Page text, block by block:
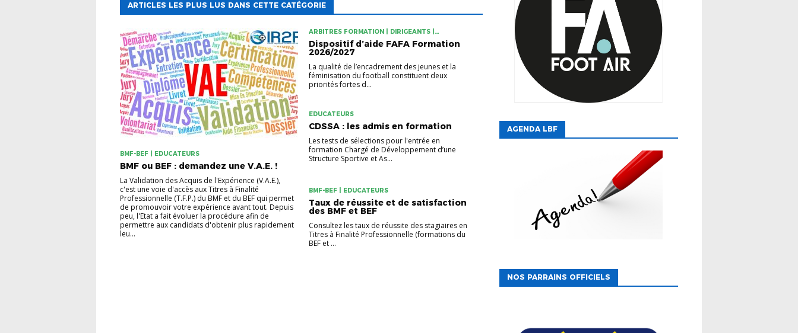
ARTICLES LES PLUS LUS DANS CETTE CATÉGORIE
BMF-BEF | EDUCATEURS
BMF ou BEF : demandez une V.A.E. !
La Validation des Acquis de l'Expérience (V.A.E.),
c'est une voie d'accès aux Titres à Finalité
Professionnelle (T.F.P.) du BMF et du BEF qui permet
de promouvoir votre expérience avant tout. Depuis
peu, l'Etat a fait évoluer la procédure afin de
permettre aux candidats d'obtenir plus rapidement
leu...
ARBITRES FORMATION | DIRIGEANTS |
EDUCATEURS
Dispositif d’aide FAFA Formation
2026/2027
La qualité de l’encadrement des jeunes et la
féminisation du football constituent deux
priorités fortes d...
EDUCATEURS
CDSSA : les admis en formation
Les tests de sélections pour l'entrée en
formation Chargé de Développement d’une
Structure Sportive et As...
BMF-BEF | EDUCATEURS
Taux de réussite et de satisfaction
des BMF et BEF
Consultez les taux de réussite des stagiaires en
Titres à Finalité Professionnelle (formations du
BEF et ...
AGENDA LBF
NOS PARRAINS OFFICIELS